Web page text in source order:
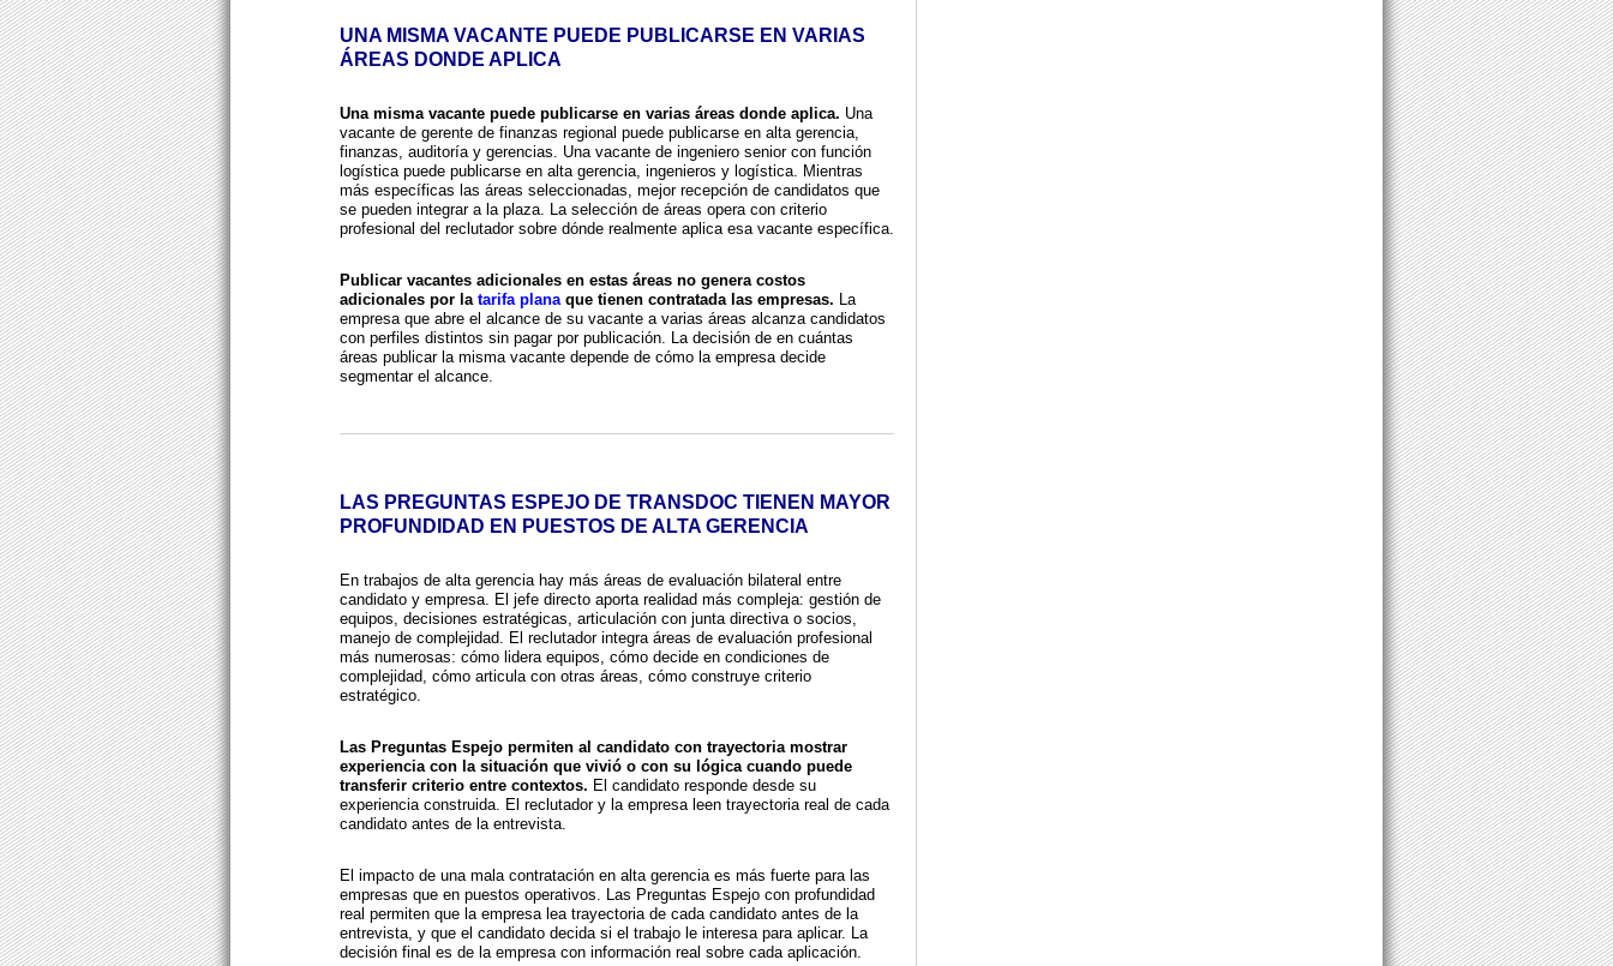
UNA MISMA VACANTE PUEDE PUBLICARSE EN VARIAS
ÁREAS DONDE APLICA
Una misma vacante puede publicarse en varias áreas donde aplica. Una
vacante de gerente de finanzas regional puede publicarse en alta gerencia,
finanzas, auditoría y gerencias. Una vacante de ingeniero senior con función
logística puede publicarse en alta gerencia, ingenieros y logística. Mientras
más específicas las áreas seleccionadas, mejor recepción de candidatos que
se pueden integrar a la plaza. La selección de áreas opera con criterio
profesional del reclutador sobre dónde realmente aplica esa vacante específica.
Publicar vacantes adicionales en estas áreas no genera costos
adicionales por la tarifa planaque tienen contratada las empresas. La
empresa que abre el alcance de su vacante a varias áreas alcanza candidatos
con perfiles distintos sin pagar por publicación. La decisión de en cuántas
áreas publicar la misma vacante depende de cómo la empresa decide
segmentar el alcance.
LAS PREGUNTAS ESPEJO DE TRANSDOC TIENEN MAYOR
PROFUNDIDAD EN PUESTOS DE ALTA GERENCIA
En trabajos de alta gerencia hay más áreas de evaluación bilateral entre
candidato y empresa. El jefe directo aporta realidad más compleja: gestión de
equipos, decisiones estratégicas, articulación con junta directiva o socios,
manejo de complejidad. El reclutador integra áreas de evaluación profesional
más numerosas: cómo lidera equipos, cómo decide en condiciones de
complejidad, cómo articula con otras áreas, cómo construye criterio
estratégico.
Las Preguntas Espejo permiten al candidato con trayectoria mostrar
experiencia con la situación que vivió o con su lógica cuando puede
transferir criterio entre contextos. El candidato responde desde su
experiencia construida. El reclutador y la empresa leen trayectoria real de cada
candidato antes de la entrevista.
El impacto de una mala contratación en alta gerencia es más fuerte para las
empresas que en puestos operativos. Las Preguntas Espejo con profundidad
real permiten que la empresa lea trayectoria de cada candidato antes de la
entrevista, y que el candidato decida si el trabajo le interesa para aplicar. La
decisión final es de la empresa con información real sobre cada aplicación.